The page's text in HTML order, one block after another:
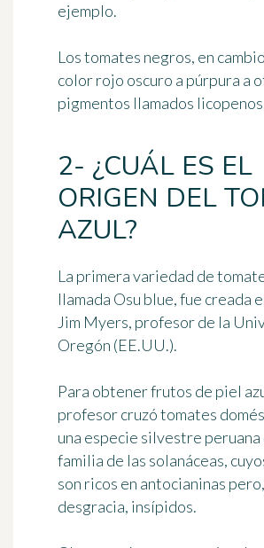
ejemplo.
Los tomates negros, en
color rojo oscuro a púrpura a
pigmentos llamados
2- ¿CUÁL ES EL
ORIGEN DEL
AZUL?
La primera variedad de
llamada Osu blue, fue creada
Jim Myers, profesor de la
Oregón (EE.UU.).
Para obtener frutos de piel
profesor cruzó tomates
una especie silvestre peruana
familia de las solanáceas,
son ricos en antocianinas
desgracia, insípidos.